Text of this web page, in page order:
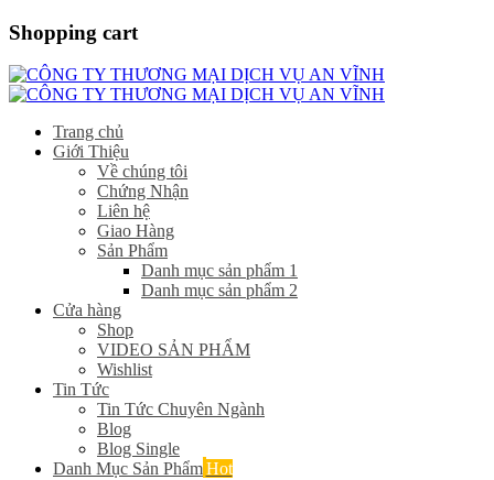
Shopping cart
Trang chủ
Giới Thiệu
Về chúng tôi
Chứng Nhận
Liên hệ
Giao Hàng
Sản Phẩm
Danh mục sản phẩm 1
Danh mục sản phẩm 2
Cửa hàng
Shop
VIDEO SẢN PHẨM
Wishlist
Tin Tức
Tin Tức Chuyên Ngành
Blog
Blog Single
Danh Mục Sản PhẩmHot